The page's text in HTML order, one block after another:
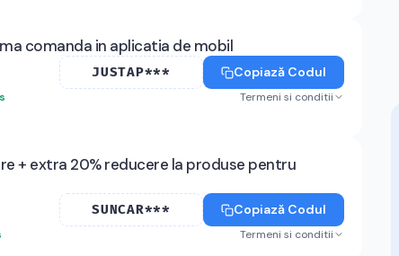
comanda in aplicatia de mobil
JUSTAP*** Copiază Codul
Termeni si conditii
+ extra 20% reducere la produse pentru
SUNCAR*** Copiază Codul
Termeni si conditii